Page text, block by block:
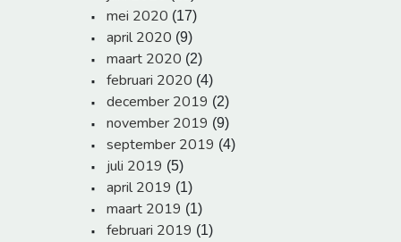
mei 2020 (17)
april 2020 (9)
maart 2020 (2)
februari 2020 (4)
december 2019 (2)
november 2019 (9)
september 2019 (4)
juli 2019 (5)
april 2019 (1)
maart 2019 (1)
februari 2019 (1)